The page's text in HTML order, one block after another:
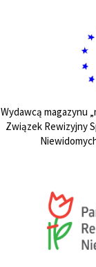
Wydawcą magazynu
Związek Rewizyjny